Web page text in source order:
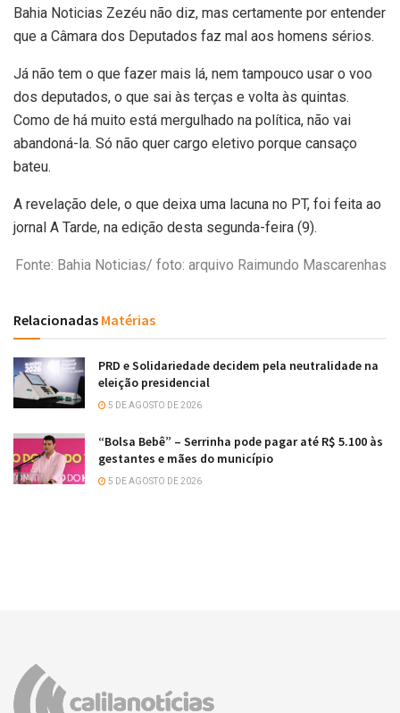
Bahia Noticias Zezéu não diz, mas certamente por entender
que a Câmara dos Deputados faz mal aos homens sérios.
Já não tem o que fazer mais lá, nem tampouco usar o voo
dos deputados, o que sai às terças e volta às quintas.
Como de há muito está mergulhado na política, não vai
abandoná-la. Só não quer cargo eletivo porque cansaço
bateu.
A revelação dele, o que deixa uma lacuna no PT, foi feita ao
jornal A Tarde, na edição desta segunda-feira (9).
Fonte: Bahia Noticias/ foto: arquivo Raimundo Mascarenhas
Relacionadas Matérias
PRD e Solidariedade decidem pela neutralidade na
eleição presidencial
5 DE AGOSTO DE 2026
“Bolsa Bebê” – Serrinha pode pagar até R$ 5.100 às
gestantes e mães do município
5 DE AGOSTO DE 2026